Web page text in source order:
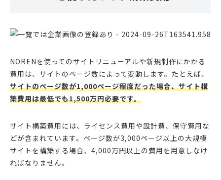
NORENを使ってのサイトリニューアルや新規制作にかかる
費用は、サイトのページ数によって変動します。たとえば、
サイトのページ数が1,000ページ程度だった場合、サイト構
築費用は最低でも1,500万円必要です。
サイト構築費用には、ライセンス費用や設計費、保守費用な
どが含まれています。ページ数が3,000ページ以上の大規模
サイトを構築する場合、4,000万円以上の費用を用意しなけ
ればなりません。